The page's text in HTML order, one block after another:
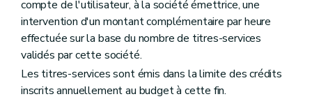
compte de l'utilisateur, à la société émettrice, une
intervention d'un montant complémentaire par heure
effectuée sur la base du nombre de titres-services
validés par cette société.
Les titres-services sont émis dans la limite des crédits
inscrits annuellement au budget à cette fin.